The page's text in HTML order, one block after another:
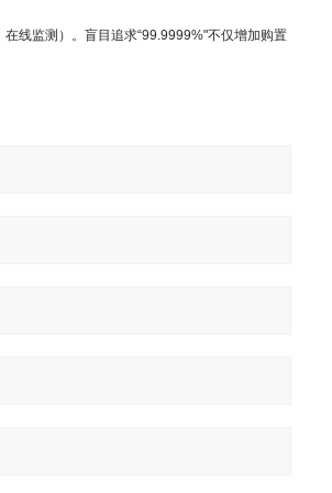
线监测）。盲目追求“99.9999%"不仅增加购置